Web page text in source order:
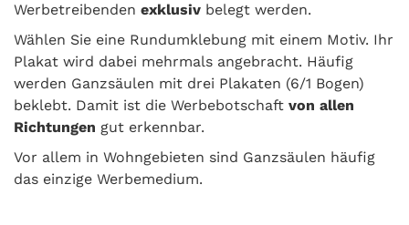
Werbetreibenden exklusiv belegt werden.
Wählen Sie eine Rundumklebung mit einem Motiv. Ihr
Plakat wird dabei mehrmals angebracht. Häufig
werden Ganzsäulen mit drei Plakaten (6/1 Bogen)
beklebt. Damit ist die Werbebotschaft von allen
Richtungen gut erkennbar.
Vor allem in Wohngebieten sind Ganzsäulen häufig
das einzige Werbemedium.